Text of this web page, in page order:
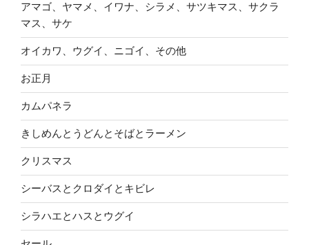
アマゴ、ヤマメ、イワナ、シラメ、サツキマス、サクラ
マス、サケ
オイカワ、ウグイ、ニゴイ、その他
お正月
カムパネラ
きしめんとうどんとそばとラーメン
クリスマス
シーバスとクロダイとキビレ
シラハエとハスとウグイ